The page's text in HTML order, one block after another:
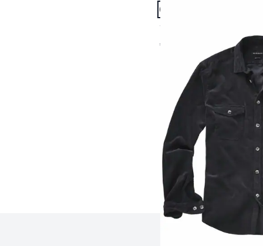
Samtrippen-Cordhemd
€ 99,95
Seite 1 geladen. Zeige